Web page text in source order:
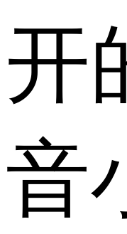
开
音